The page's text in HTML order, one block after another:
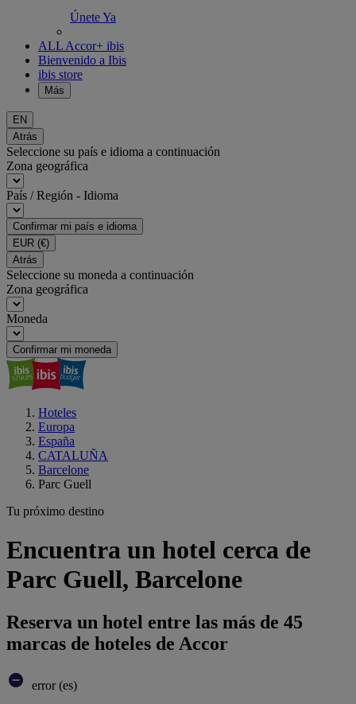
Únete Ya
ALL Accor+ ibis
Bienvenido a Ibis
ibis store
Más
EN
Atrás
Seleccione su país e idioma a continuación
Zona geográfica
País / Región - Idioma
Confirmar mi país e idioma
EUR (€)
Atrás
Seleccione su moneda a continuación
Zona geográfica
Moneda
Confirmar mi moneda
Hoteles
Europa
España
CATALUÑA
Barcelone
Parc Guell
Tu próximo destino
Encuentra un hotel cerca de
Parc Guell, Barcelone
Reserva un hotel entre las más de 45
marcas de hoteles de Accor
error (es)